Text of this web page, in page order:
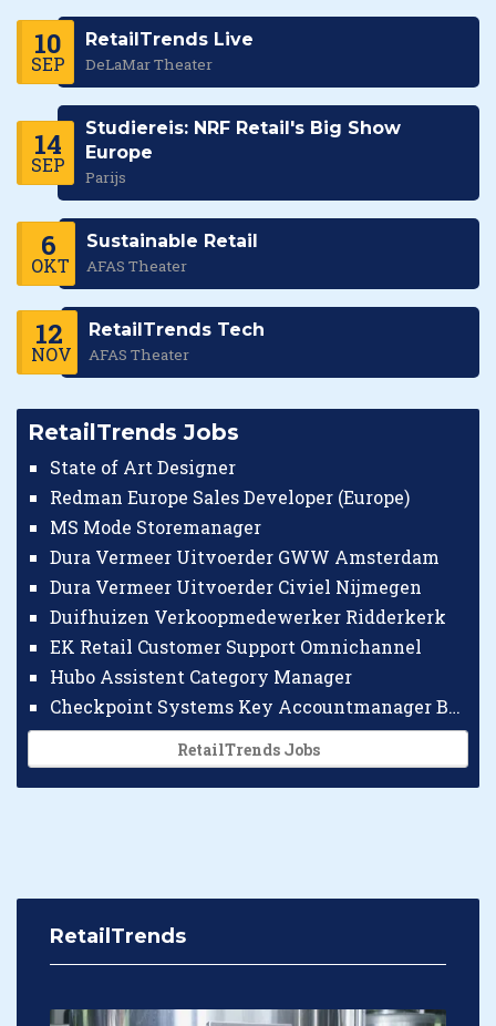
10
SEP
RetailTrends Live
DeLaMar Theater
14
SEP
Studiereis: NRF Retail's Big Show
Europe
Parijs
6
OKT
Sustainable Retail
AFAS Theater
12
NOV
RetailTrends Tech
AFAS Theater
RetailTrends Jobs
State of Art Designer
Redman Europe Sales Developer (Europe)
MS Mode Storemanager
Dura Vermeer Uitvoerder GWW Amsterdam
Dura Vermeer Uitvoerder Civiel Nijmegen
Duifhuizen Verkoopmedewerker Ridderkerk
EK Retail Customer Support Omnichannel
Hubo Assistent Category Manager
Checkpoint Systems Key Accountmanager Benelux
RetailTrends Jobs
RetailTrends